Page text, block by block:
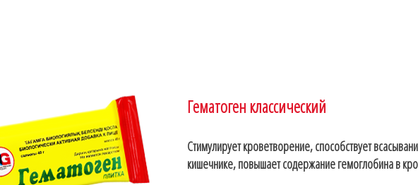
Гематоген классический
Стимулирует кроветворение, способствует
кишечнике, повышает содержание гемоглобина в